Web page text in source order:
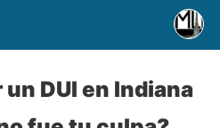
DUI en Indiana